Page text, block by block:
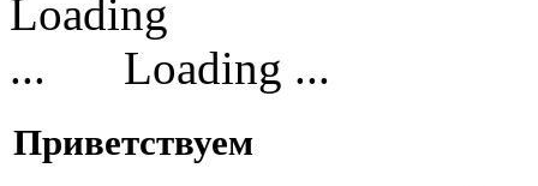
Loading ...
Приветствуем